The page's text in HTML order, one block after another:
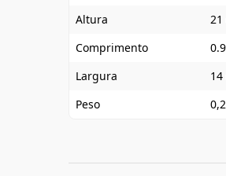
Altura
21
Comprimento
Largura
14
Peso